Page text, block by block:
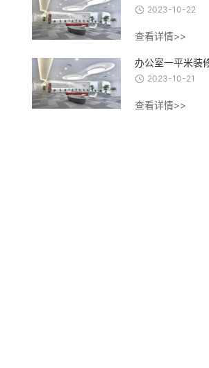
2023-10-22
查看详情>>
2023-10-21
查看详情>>